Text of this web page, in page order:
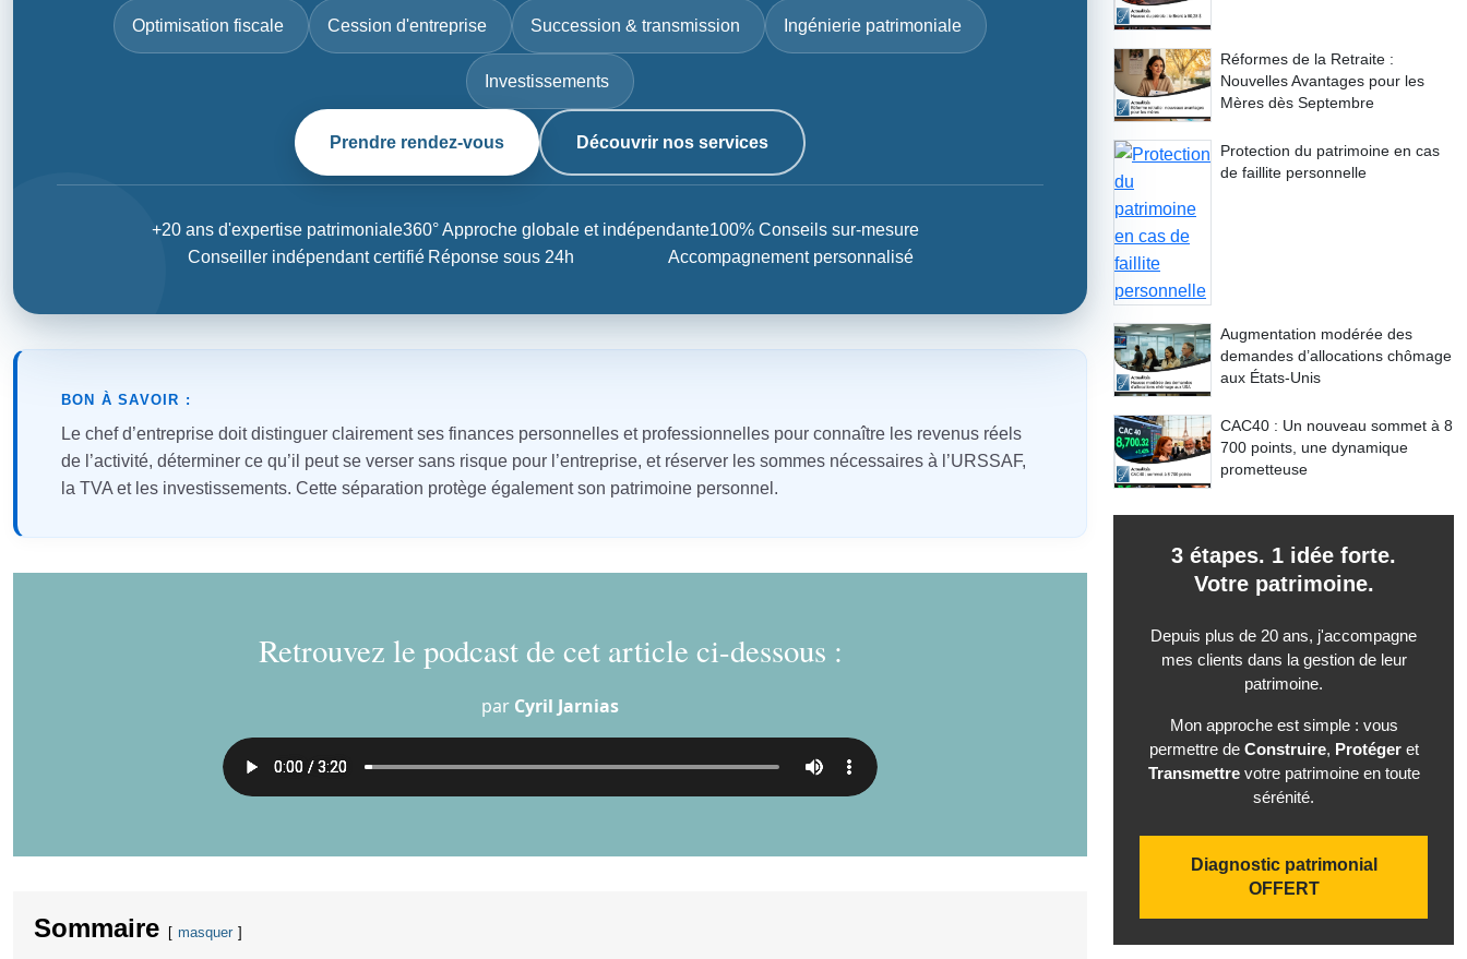
Optimisation fiscale Cession d'entreprise Succession & transmission Ingénierie patrimoniale
Investissements
Prendre rendez-vous Découvrir nos services
+20 ans d'expertise patrimoniale360° Approche globale et indépendante100% Conseils sur-mesure
Conseiller indépendant certifié Réponse sous 24h Accompagnement personnalisé
BON À SAVOIR :
Le chef d’entreprise doit distinguer clairement ses finances personnelles et professionnelles pour connaître les revenus réels
de l’activité, déterminer ce qu’il peut se verser sans risque pour l’entreprise, et réserver les sommes nécessaires à l’URSSAF,
la TVA et les investissements. Cette séparation protège également son patrimoine personnel.
Retrouvez le podcast de cet article ci-dessous :
par Cyril Jarnias
Sommaire masquer
Réformes de la Retraite :
Nouvelles Avantages pour les
Mères dès Septembre
Protection du patrimoine en cas
de faillite personnelle
Augmentation modérée des
demandes d’allocations chômage
aux États-Unis
CAC40 : Un nouveau sommet à 8
700 points, une dynamique
prometteuse
3 étapes. 1 idée forte.
Votre patrimoine.
Depuis plus de 20 ans, j'accompagne
mes clients dans la gestion de leur
patrimoine.
Mon approche est simple : vous
permettre de Construire, Protégeret
Transmettrevotre patrimoine en toute
sérénité.
Diagnostic patrimonial
OFFERT